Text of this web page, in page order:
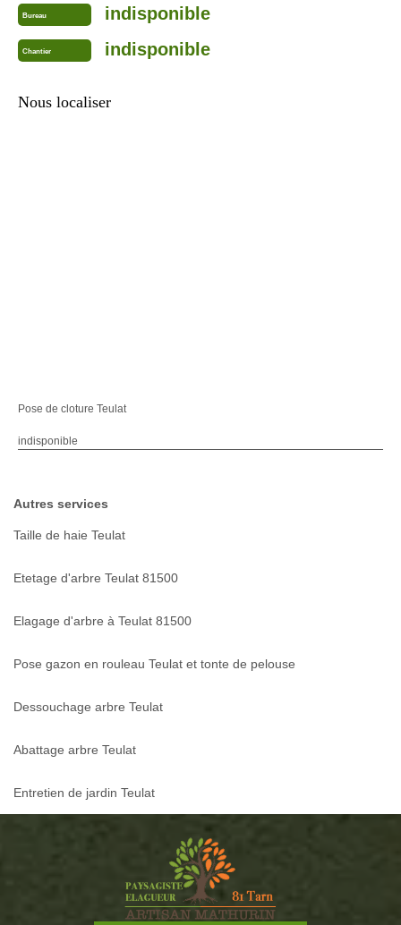
Bureau indisponible
Chantier indisponible
Nous localiser
Pose de cloture Teulat
indisponible
Autres services
Taille de haie Teulat
Etetage d'arbre Teulat 81500
Elagage d'arbre à Teulat 81500
Pose gazon en rouleau Teulat et tonte de pelouse
Dessouchage arbre Teulat
Abattage arbre Teulat
Entretien de jardin Teulat